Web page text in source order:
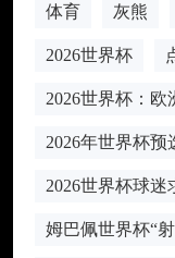
体育 灰熊
2026世界杯
2026世界杯：欧
2026年世界杯
2026世界杯球迷
姆巴佩世界杯“